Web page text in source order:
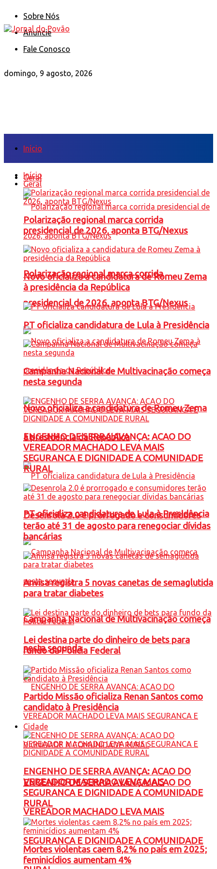
Sobre Nós
Anuncie
Fale Conosco
domingo, 9 agosto, 2026
Início
Geral
Polarização regional marca corrida
presidencial de 2026, aponta BTG/Nexus
Novo oficializa a candidatura de Romeu Zema
à presidência da República
PT oficializa candidatura de Lula à Presidência
Campanha Nacional de Multivacinação começa
nesta segunda
ENGENHO DE SERRA AVANÇA: ACAO DO
VEREADOR MACHADO LEVA MAIS
SEGURANCA E DIGNIDADE A COMUNIDADE
Início
Geral
Polarização regional marca corrida
presidencial de 2026, aponta BTG/Nexus
Novo oficializa a candidatura de Romeu Zema
à presidência da República
PT oficializa candidatura de Lula à Presidência
Campanha Nacional de Multivacinação começa
nesta segunda
ENGENHO DE SERRA AVANÇA: ACAO DO
VEREADOR MACHADO LEVA MAIS
SEGURANCA E DIGNIDADE A COMUNIDADE
RURAL
Desenrola 2.0 é prorrogado e consumidores
terão até 31 de agosto para renegociar dívidas
bancárias
Anvisa registra 5 novas canetas de semaglutida
para tratar diabetes
Lei destina parte do dinheiro de bets para
fundo da Polícia Federal
Partido Missão oficializa Renan Santos como
candidato à Presidência
Cidade
ENGENHO DE SERRA AVANÇA: ACAO DO
VEREADOR MACHADO LEVA MAIS
SEGURANCA E DIGNIDADE A COMUNIDADE
RURAL
Mortes violentas caem 8,2% no país em 2025;
feminicídios aumentam 4%